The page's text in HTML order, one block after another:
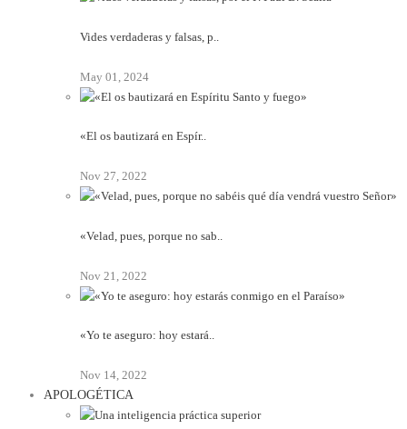
Vides verdaderas y falsas, p..
May 01, 2024
«El os bautizará en Espír..
Nov 27, 2022
«Velad, pues, porque no sab..
Nov 21, 2022
«Yo te aseguro: hoy estará..
Nov 14, 2022
APOLOGÉTICA